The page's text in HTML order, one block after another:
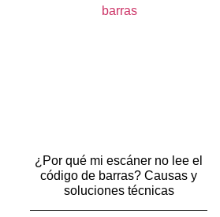
¿Por qué mi escáner no lee el
código de barras? Causas y
soluciones técnicas